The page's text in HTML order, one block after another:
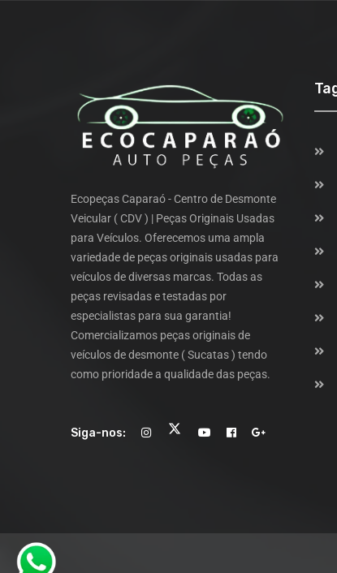
Ecopeças Caparaó - Centro de Desmonte
Veicular ( CDV ) | Peças Originais Usadas
para Veículos. Oferecemos uma ampla
variedade de peças originais usadas para
veículos de diversas marcas. Todas as
peças revisadas e testadas por
especialistas para sua garantia!
Comercializamos peças originais de
veículos de desmonte ( Sucatas ) tendo
como prioridade a qualidade das peças.
Siga-nos: